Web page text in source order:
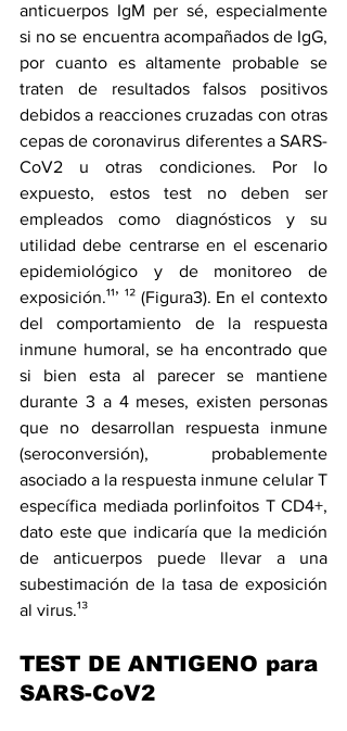
anticuerpos IgM per sé, especialmente
si no se encuentra acompañados de IgG,
por cuanto es altamente probable se
traten de resultados falsos positivos
debidos a reacciones cruzadas con otras
cepas de coronavirus diferentes a SARS-
CoV2 u otras condiciones. Por lo
expuesto, estos test no deben ser
empleados como diagnósticos y su
utilidad debe centrarse en el escenario
epidemiológico y de monitoreo de
exposición.¹¹’ ¹² (Figura3). En el contexto
del comportamiento de la respuesta
inmune humoral, se ha encontrado que
si bien esta al parecer se mantiene
durante 3 a 4 meses, existen personas
que no desarrollan respuesta inmune
(seroconversión), probablemente
asociado a la respuesta inmune celular T
específica mediada porlinfoitos T CD4+,
dato este que indicaría que la medición
de anticuerpos puede llevar a una
subestimación de la tasa de exposición
al virus.¹³
TEST DE ANTIGENO para
SARS-CoV2